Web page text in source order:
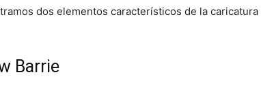
dos elementos característicos de la caricatura
Barrie